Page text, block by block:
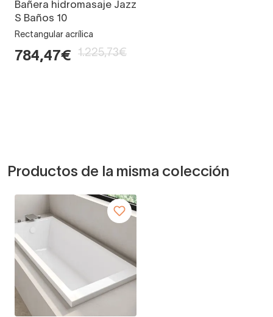
Bañera hidromasaje Jazz
S Baños 10
Rectangular acrílica
784,47€ 1.225,73€
Productos de la misma colección